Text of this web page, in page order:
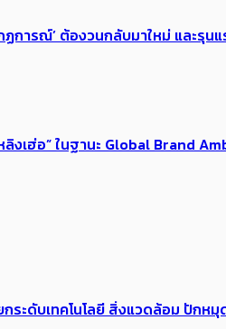
ฏการณ์’ ​ต้อง​วนกลับมาใหม่ และ
งเฮ่อ” ในฐานะ Global Brand
ระดับเทคโนโลยี สิ่งแวดล้อม ปักห